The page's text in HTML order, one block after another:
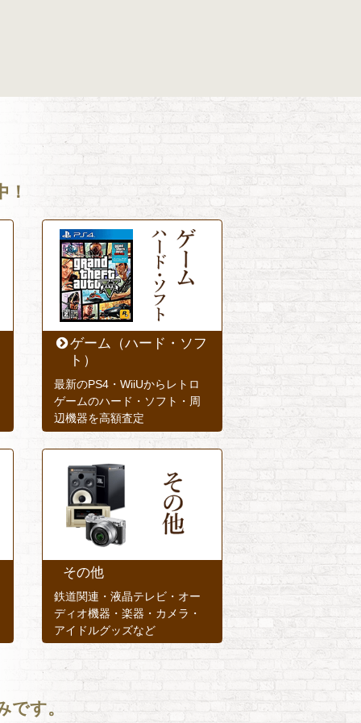
ゲーム（ハード・ソフ
ト）
最新のPS4・WiiUからレトロ
ゲームのハード・ソフト・周
辺機器を高額査定
その他
鉄道関連・液晶テレビ・オー
ディオ機器・楽器・カメラ・
アイドルグッズなど
す。